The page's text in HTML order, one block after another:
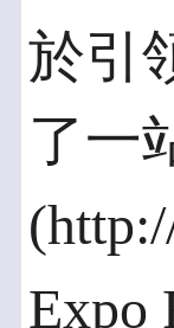
於引
了一
Expo